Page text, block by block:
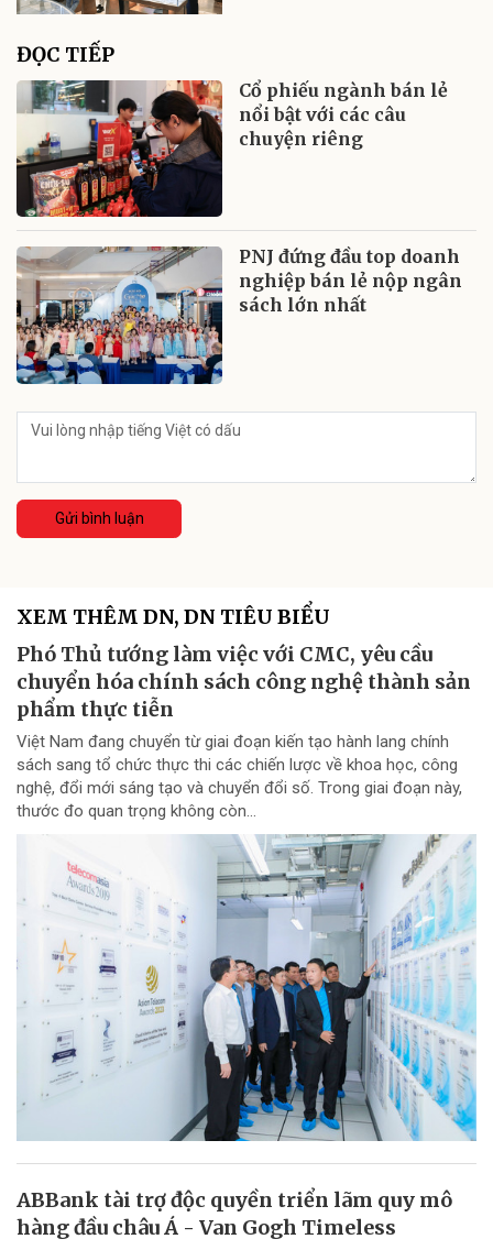
ĐỌC TIẾP
Cổ phiếu ngành bán lẻ
nổi bật với các câu
chuyện riêng
PNJ đứng đầu top doanh
nghiệp bán lẻ nộp ngân
sách lớn nhất
Gửi bình luận
XEM THÊM DN, DN TIÊU BIỂU
Phó Thủ tướng làm việc với CMC, yêu cầu
chuyển hóa chính sách công nghệ thành sản
phẩm thực tiễn
Việt Nam đang chuyển từ giai đoạn kiến tạo hành lang chính
sách sang tổ chức thực thi các chiến lược về khoa học, công
nghệ, đổi mới sáng tạo và chuyển đổi số. Trong giai đoạn này,
thước đo quan trọng không còn...
ABBank tài trợ độc quyền triển lãm quy mô
hàng đầu châu Á - Van Gogh Timeless